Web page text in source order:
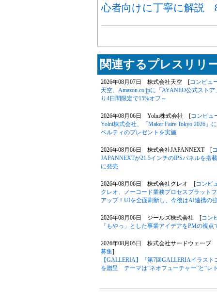
心者向けに丁寧に解説
関連するプレスリリ
2026年08月07日 株式会社天空 [コンピュ
天空、Amazon.co.jpに「AYANEO公式スト
り4日間限定で15%オフ～
2026年08月06日 Yolni株式会社 [コンピュ
Yolni株式会社、「Maker Faire Tokyo 2026
ベルティのプレゼントを実施
2026年08月06日 株式会社JAPANNEXT [
JAPANNEXTが21.5インチのIPSパネルを搭
に発売
2026年08月06日 株式会社クレオ [コンピ
クレオ、ノーコード業務プロセスプラット
アップ！UIを全面刷新し、今後はAI連携の
2026年08月06日 ジールズ株式会社 [コン
「もやっ」とした事業アイデアをPMの視
2026年08月05日 株式会社サードウェー
募集]
【GALLERIA】『第7回GALLERIAイラス
を贈呈 テーマは“ネオフューチャー”と“レ